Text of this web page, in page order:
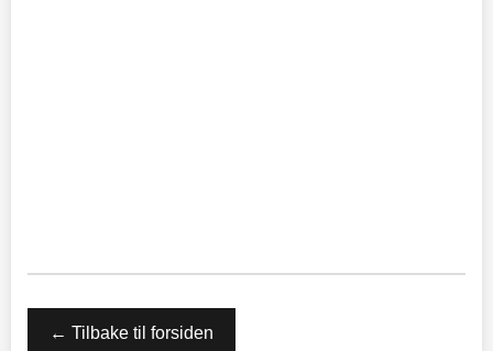
← Tilbake til forsiden